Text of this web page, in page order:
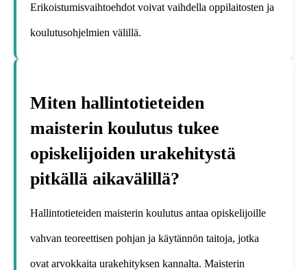
Erikoistumisvaihtoehdot voivat vaihdella oppilaitosten ja
koulutusohjelmien välillä.
Miten hallintotieteiden
maisterin koulutus tukee
opiskelijoiden urakehitystä
pitkällä aikavälillä?
Hallintotieteiden maisterin koulutus antaa opiskelijoille
vahvan teoreettisen pohjan ja käytännön taitoja, jotka
ovat arvokkaita urakehityksen kannalta. Maisterin